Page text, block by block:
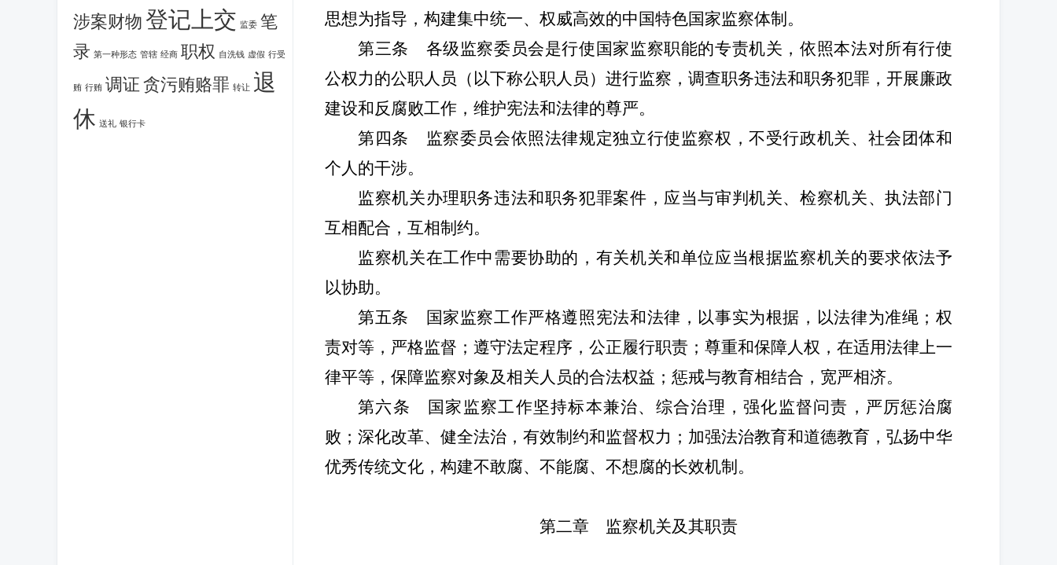
涉案财物登记上交 监委 笔
录 第一种形态 管辖 经商 职权 自洗钱 虚假 行受
贿 行贿 调证贪污贿赂罪 转让 退
休 送礼 银行卡
思想为指导，构建集中统一、权威高效的中国特色国家监察体制。
第三条 各级监察委员会是行使国家监察职能的专责机关，依照本法对所有行使
公权力的公职人员（以下称公职人员）进行监察，调查职务违法和职务犯罪，开展廉政
建设和反腐败工作，维护宪法和法律的尊严。
第四条 监察委员会依照法律规定独立行使监察权，不受行政机关、社会团体和
个人的干涉。
监察机关办理职务违法和职务犯罪案件，应当与审判机关、检察机关、执法部门
互相配合，互相制约。
监察机关在工作中需要协助的，有关机关和单位应当根据监察机关的要求依法予
以协助。
第五条 国家监察工作严格遵照宪法和法律，以事实为根据，以法律为准绳；权
责对等，严格监督；遵守法定程序，公正履行职责；尊重和保障人权，在适用法律上一
律平等，保障监察对象及相关人员的合法权益；惩戒与教育相结合，宽严相济。
第六条 国家监察工作坚持标本兼治、综合治理，强化监督问责，严厉惩治腐
败；深化改革、健全法治，有效制约和监督权力；加强法治教育和道德教育，弘扬中华
优秀传统文化，构建不敢腐、不能腐、不想腐的长效机制。
第二章 监察机关及其职责